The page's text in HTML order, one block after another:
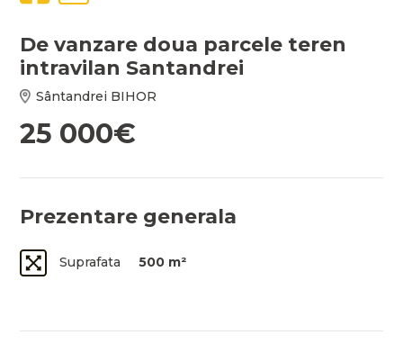
De vanzare doua parcele teren
intravilan Santandrei
Sântandrei BIHOR
25 000€
Prezentare generala
Suprafata 500 m²